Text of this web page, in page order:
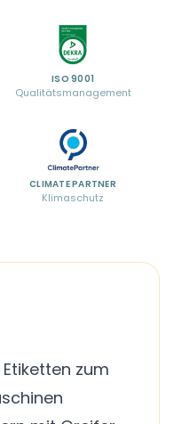
ISO 9001
Qualitätsmanagement
CLIMATE PARTNER
Klimaschutz
zum